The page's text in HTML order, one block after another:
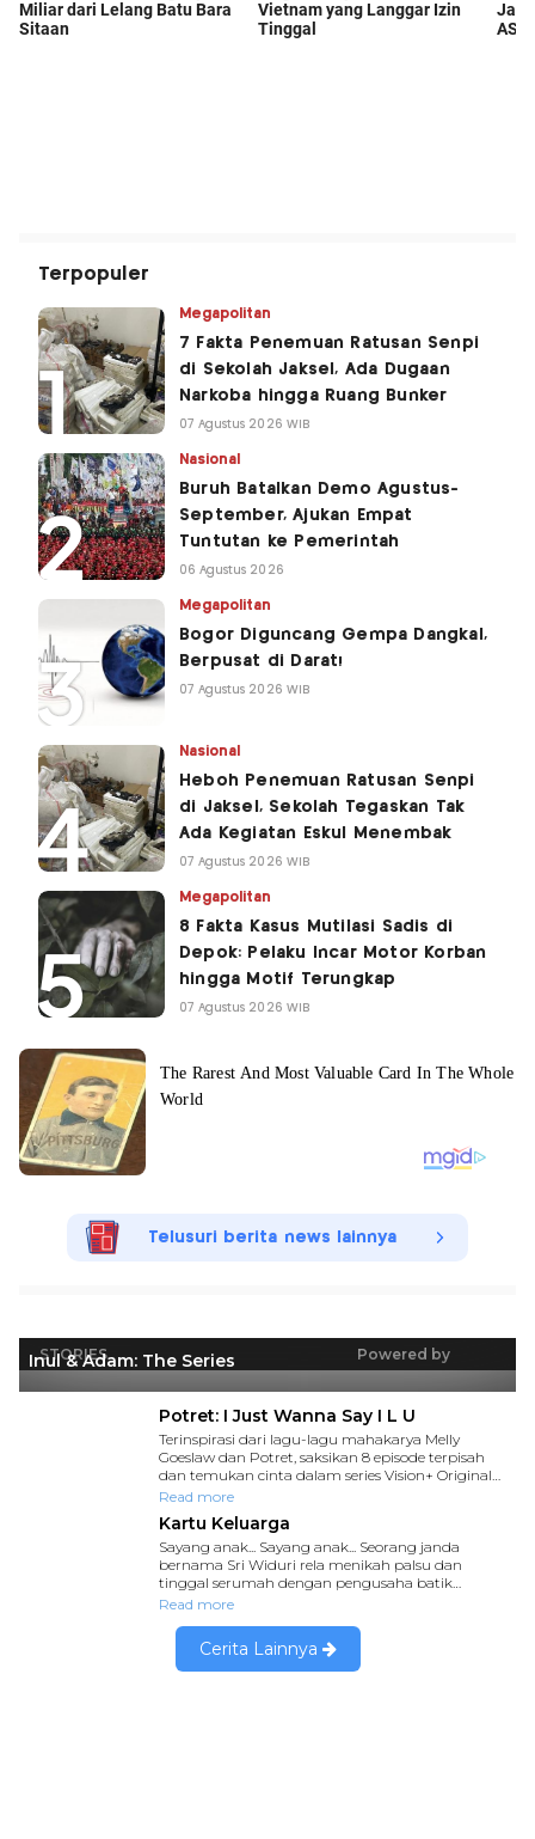
Terpopuler
Megapolitan
7 Fakta Penemuan Ratusan Senpi
di Sekolah Jaksel, Ada Dugaan
Narkoba hingga Ruang Bunker
07 Agustus 2026 WIB
Nasional
Buruh Batalkan Demo Agustus-
September, Ajukan Empat
Tuntutan ke Pemerintah
06 Agustus 2026
Megapolitan
Bogor Diguncang Gempa Dangkal,
Berpusat di Darat!
07 Agustus 2026 WIB
Nasional
Heboh Penemuan Ratusan Senpi
di Jaksel, Sekolah Tegaskan Tak
Ada Kegiatan Eskul Menembak
07 Agustus 2026 WIB
Megapolitan
8 Fakta Kasus Mutilasi Sadis di
Depok: Pelaku Incar Motor Korban
hingga Motif Terungkap
07 Agustus 2026 WIB
Telusuri berita news lainnya